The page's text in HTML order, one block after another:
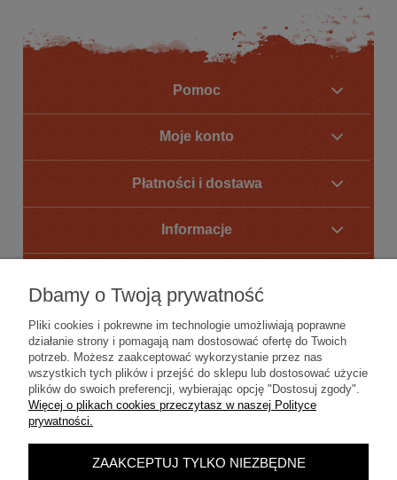
Pomoc
Moje konto
Płatności i dostawa
Informacje
Dbamy o Twoją prywatność
Pliki cookies i pokrewne im technologie umożliwiają poprawne
działanie strony i pomagają nam dostosować ofertę do Twoich
potrzeb. Możesz zaakceptować wykorzystanie przez nas
wszystkich tych plików i przejść do sklepu lub dostosować użycie
plików do swoich preferencji, wybierając opcję "Dostosuj zgody".
Więcej o plikach cookies przeczytasz w naszej Polityce
prywatności.
ZAAKCEPTUJ TYLKO NIEZBĘDNE